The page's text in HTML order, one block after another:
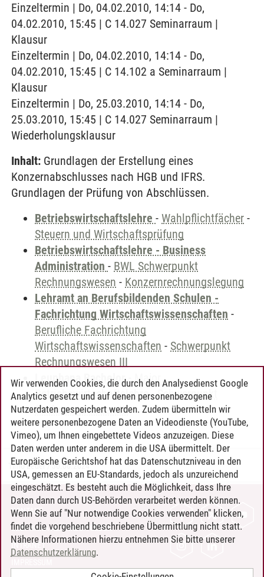
Einzeltermin | Do, 04.02.2010, 14:14 - Do,
04.02.2010, 15:45 | C 14.027 Seminarraum |
Klausur
Einzeltermin | Do, 04.02.2010, 14:14 - Do,
04.02.2010, 15:45 | C 14.102 a Seminarraum |
Klausur
Einzeltermin | Do, 25.03.2010, 14:14 - Do,
25.03.2010, 15:45 | C 14.027 Seminarraum |
Wiederholungsklausur
Inhalt: Grundlagen der Erstellung eines
Konzernabschlusses nach HGB und IFRS.
Grundlagen der Prüfung von Abschlüssen.
Betriebswirtschaftslehre - Wahlpflichtfächer -
Steuern und Wirtschaftsprüfung
Betriebswirtschaftslehre - Business
Administration - BWL Schwerpunkt
Rechnungswesen - Konzernrechnungslegung
Lehramt an Berufsbildenden Schulen -
Fachrichtung Wirtschaftswissenschaften -
Berufliche Fachrichtung
Wirtschaftswissenschaften - Schwerpunkt
Rechnungswesen III
Leuphana Bachelor-Major
Betriebswirtschaftslehre-Schwerpunkt
Rechnungswesen III
Timo Leder/30.06.2024
KONTAKT
LEUPHANA ALS ARBEITGEBER
INTRANET
Wir verwenden Cookies, die durch den Analysedienst Google
Analytics gesetzt und auf denen personenbezogene
Nutzerdaten gespeichert werden. Zudem übermitteln wir
weitere personenbezogene Daten an Videodienste (YouTube,
Vimeo), um Ihnen eingebettete Videos anzuzeigen. Diese
Daten werden unter anderem in die USA übermittelt. Der
Europäische Gerichtshof hat das Datenschutzniveau in den
USA, gemessen an EU-Standards, jedoch als unzureichend
eingeschätzt. Es besteht auch die Möglichkeit, dass Ihre
Daten dann durch US-Behörden verarbeitet werden können.
Wenn Sie auf "Nur notwendige Cookies verwenden" klicken,
findet die vorgehend beschriebene Übermittlung nicht statt.
Nähere Informationen hierzu entnehmen Sie bitte unserer
Datenschutzerklärung.